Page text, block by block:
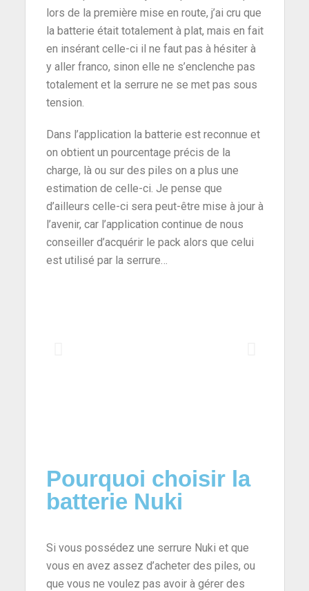
lors de la première mise en route, j’ai cru que
la batterie était totalement à plat, mais en fait
en insérant celle-ci il ne faut pas à hésiter à
y aller franco, sinon elle ne s’enclenche pas
totalement et la serrure ne se met pas sous
tension.
Dans l’application la batterie est reconnue et
on obtient un pourcentage précis de la
charge, là ou sur des piles on a plus une
estimation de celle-ci. Je pense que
d’ailleurs celle-ci sera peut-être mise à jour à
l’avenir, car l’application continue de nous
conseiller d’acquérir le pack alors que celui
est utilisé par la serrure…
Pourquoi choisir la
batterie Nuki
Si vous possédez une serrure Nuki et que
vous en avez assez d’acheter des piles, ou
que vous ne voulez pas avoir à gérer des